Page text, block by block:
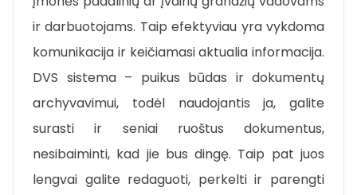
ir darbuotojams. Taip efektyviau yra vykdoma
komunikacija ir keičiamasi aktualia informacija.
DVS sistema – puikus būdas ir dokumentų
archyvavimui, todėl naudojantis ja, galite
surasti ir seniai ruoštus dokumentus,
nesibaiminti, kad jie bus dingę. Taip pat juos
lengvai galite redaguoti, perkelti ir parengti